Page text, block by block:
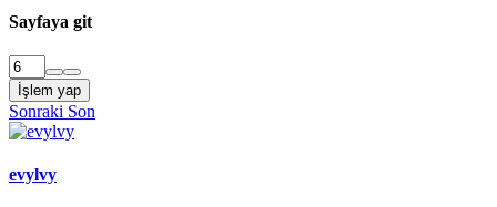
Sayfaya git
İşlem yap
Sonraki Son
evylvy